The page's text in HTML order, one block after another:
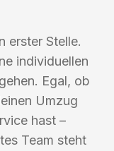
erster Stelle.
individuellen
Egal, ob
Umzug
hast –
Team steht